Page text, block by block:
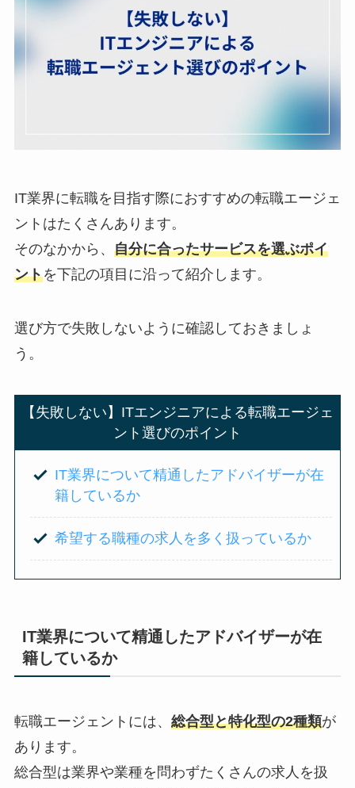
IT業界に転職を目指す際におすすめの転職エージェ
ントはたくさんあります。
そのなかから、 自分に合ったサービスを選ぶポイ
ントを下記の項目に沿って紹介します。
選び方で失敗しないように確認しておきましょ
う。
【失敗しない】ITエンジニアによる転職エージェ
ント選びのポイント
IT業界について精通したアドバイザーが在
籍しているか
希望する職種の求人を多く扱っているか
IT業界について精通したアドバイザーが在
籍しているか
転職エージェントには、 総合型と特化型の2種類が
あります。
総合型は業界や業種を問わずたくさんの求人を扱